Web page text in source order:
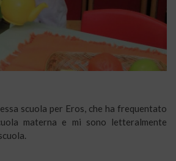
scuola per Eros, che ha frequentato
materna e mi sono letteralmente